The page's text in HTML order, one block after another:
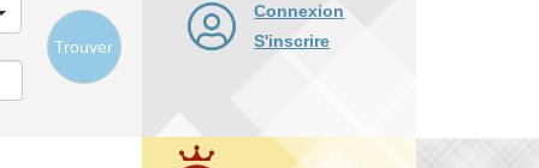
Trouver
Connexion
S'inscrire